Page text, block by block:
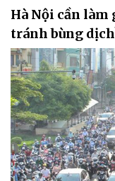
Hà Nội cần làm
tránh bùng